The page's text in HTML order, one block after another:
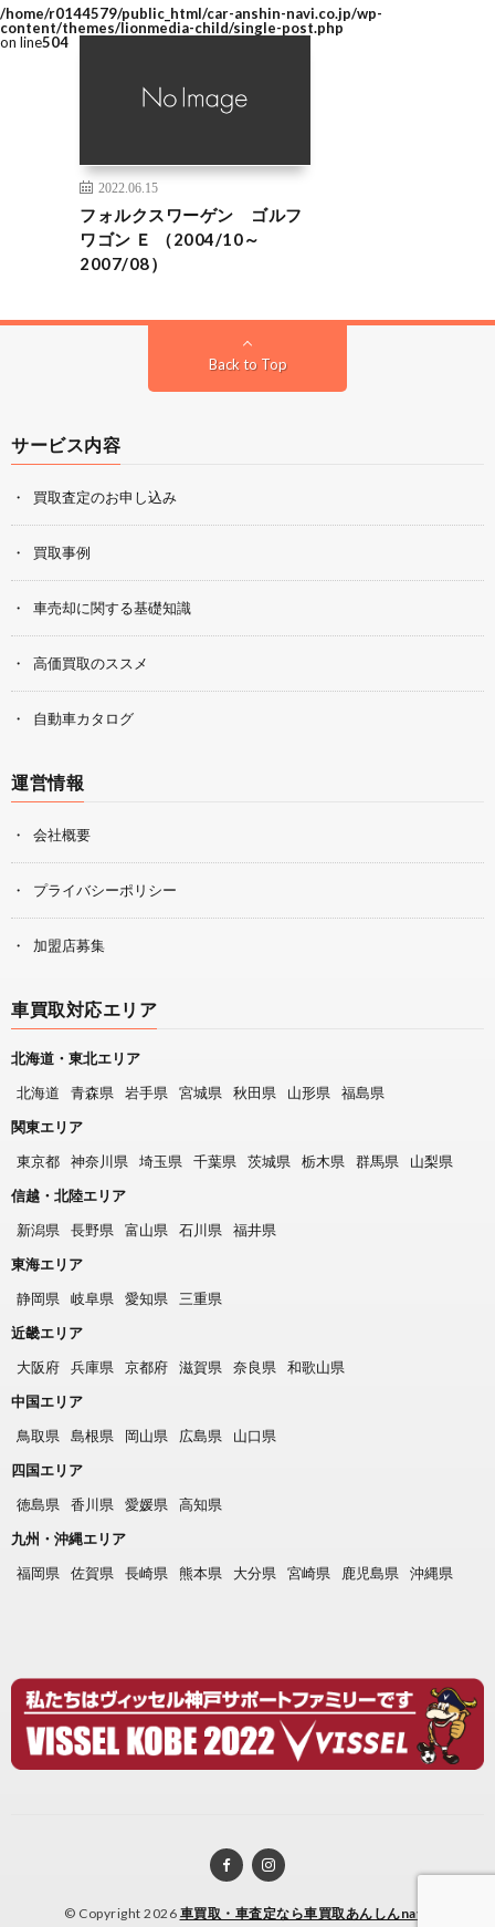
/home/r0144579/public_html/car-anshin-navi.co.jp/wp-
content/themes/lionmedia-child/single-post.php
on line504
2022.06.15
フォルクスワーゲン ゴルフ
ワゴン Ｅ （2004/10～
2007/08）
Back to Top
サービス内容
買取査定のお申し込み
買取事例
車売却に関する基礎知識
高価買取のススメ
自動車カタログ
運営情報
会社概要
プライバシーポリシー
加盟店募集
車買取対応エリア
北海道・東北エリア
北海道
青森県 岩手県 宮城県 秋田県 山形県
福島県
関東エリア
東京都
神奈川県 埼玉県 千葉県 茨城県 栃木県 群馬県
山梨県
信越・北陸エリア
新潟県
長野県 富山県 石川県
福井県
東海エリア
静岡県
岐阜県 愛知県
三重県
近畿エリア
大阪府
兵庫県 京都府 滋賀県 奈良県
和歌山県
中国エリア
鳥取県
島根県 岡山県 広島県
山口県
四国エリア
徳島県
香川県 愛媛県
高知県
九州・沖縄エリア
福岡県
佐賀県 長崎県 熊本県 大分県 宮崎県 鹿児島県 沖縄県
© Copyright 2026 車買取・車査定なら車買取あんしんnavi